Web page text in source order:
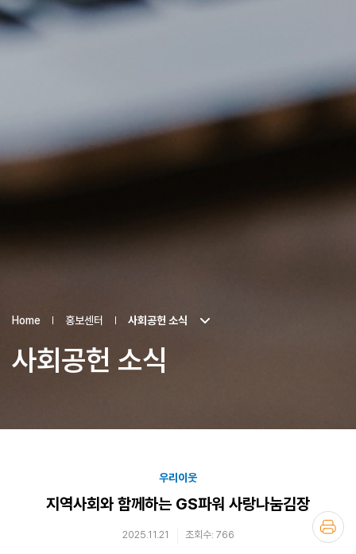
Home 홍보센터 사회공헌 소식
사회공헌 소식
우리이웃
지역사회와 함께하는 GS파워 사랑나눔김장
2025.11.21 조회수: 766